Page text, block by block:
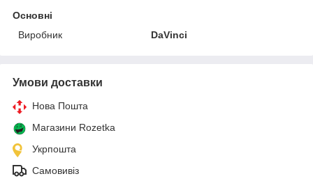
Основні
Виробник
DaVinci
Умови доставки
Нова Пошта
Магазини Rozetka
Укрпошта
Самовивіз